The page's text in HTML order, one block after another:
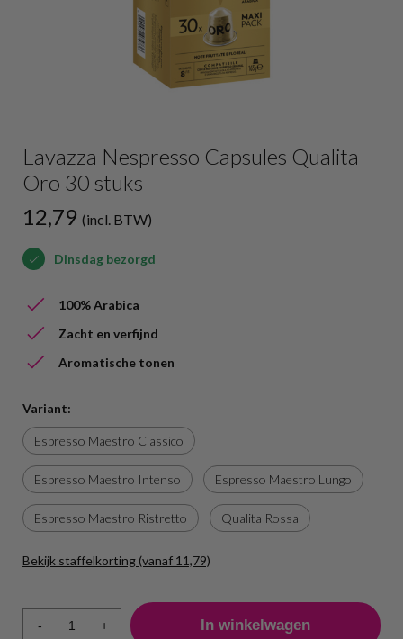
Lavazza Nespresso Capsules Qualita
Oro 30 stuks
12,79 (incl. BTW)
Dinsdag bezorgd
100% Arabica
Zacht en verfijnd
Aromatische tonen
Variant:
Espresso Maestro Classico
Espresso Maestro Intenso Espresso Maestro Lungo
Espresso Maestro Ristretto Qualita Rossa
Bekijk staffelkorting (vanaf 11,79)
1 - 7
8 +
11,79
- +